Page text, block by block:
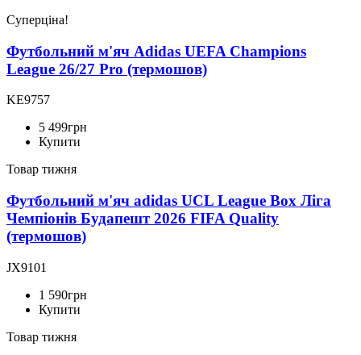
Суперціна!
Футбольний м'яч Adidas UEFA Champions
League 26/27 Pro (термошов)
KE9757
5 499грн
Купити
Товар тижня
Футбольний м'яч adidas UCL League Box Ліга
Чемпіонів Будапешт 2026 FIFA Quality
(термошов)
JX9101
1 590грн
Купити
Товар тижня